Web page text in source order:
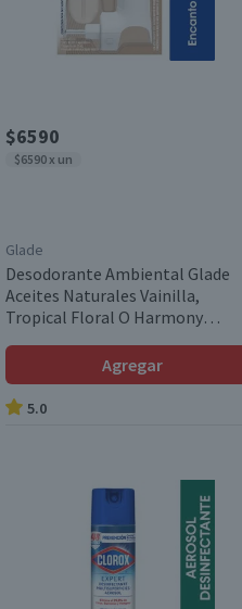
$6590
$6590 x un
Glade
Desodorante Ambiental Glade
Aceites Naturales Vainilla,
Tropical Floral O Harmony
Agregar
5.0